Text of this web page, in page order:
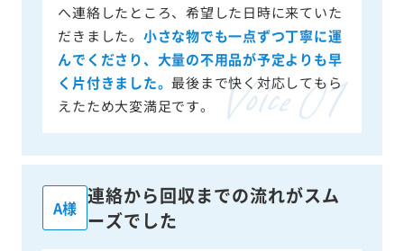
へ連絡したところ、希望した日時に来ていた
だきました。 小さな物でも一点ずつ丁寧に運
んでくださり、大量の不用品が予定よりも早
く片付きました。 最後まで快く対応してもら
えたため大変満足です。
A様
連絡から回収までの流れがスム
ーズでした